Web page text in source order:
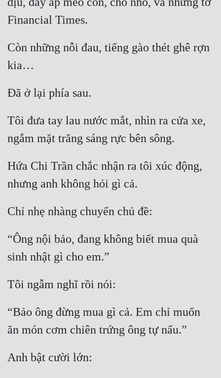
Financial Times.
Còn những nỗi đau, tiếng gào thét ghê rợn
kia…
Đã ở lại phía sau.
Tôi đưa tay lau nước mắt, nhìn ra cửa xe,
ngắm mặt trăng sáng rực bên sông.
Hứa Chi Trần chắc nhận ra tôi xúc động,
nhưng anh không hỏi gì cả.
Chỉ nhẹ nhàng chuyển chủ đề:
“Ông nội bảo, đang không biết mua quà
sinh nhật gì cho em.”
Tôi ngẫm nghĩ rồi nói:
“Bảo ông đừng mua gì cả. Em chỉ muốn
ăn món cơm chiên trứng ông tự nấu.”
Anh bật cười lớn: